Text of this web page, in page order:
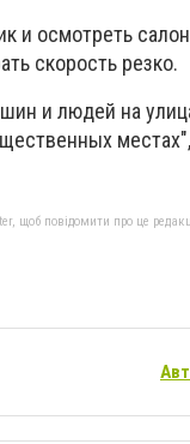
и осмотреть
скорость резко.
и людей на
щоб повідомити про це